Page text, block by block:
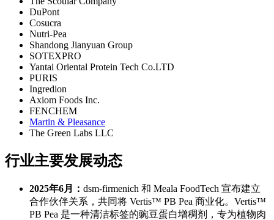
DuPont
Cosucra
Nutri-Pea
Shandong Jianyuan Group
SOTEXPRO
Yantai Oriental Protein Tech Co.LTD
PURIS
Ingredion
Axiom Foods Inc.
FENCHEM
Martin & Pleasance
The Green Labs LLC
行业主要发展动态
2025年6月： dsm-firmenich 和 Meala FoodTech 宣布建立
合作伙伴关系，共同将 Vertis™ PB Pea 商业化。Vertis™
PB Pea 是一种清洁标签的豌豆蛋白增稠剂，专为植物肉